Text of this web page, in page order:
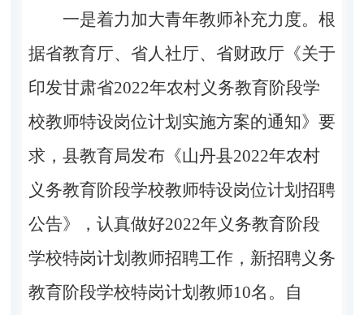
一是着力加大青年教师补充力度。 根
据省教育厅、 省人社厅、 省财政厅《关于
印发甘肃省2022年农村义务教育阶段学
校教师特设岗位计划实施方案的通知》要
求， 县教育局发布《山丹县2022年农村
义务教育阶段学校教师特设岗位计划招聘
公告》，认真做好2022年义务教育阶段
学校特岗计划教师招聘工作，新招聘义务
教育阶段学校特岗计划教师10名。自